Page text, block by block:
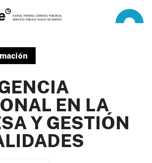
EN LA
Y GESTIÓN